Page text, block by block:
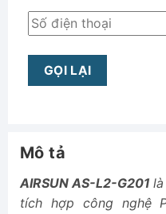
Mô tả
AIRSUN AS-L2-G201
tích hợp công nghệ